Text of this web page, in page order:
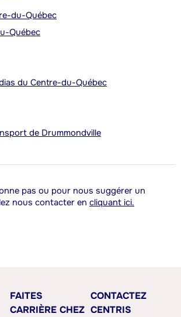
du-Québec
Québec
du Centre-du-Québec
de Drummondville
pas ou pour nous suggérer un
nous contacter en cliquant ici.
FAITES
CARRIÈRE CHEZ
CONTACTEZ
CENTRIS